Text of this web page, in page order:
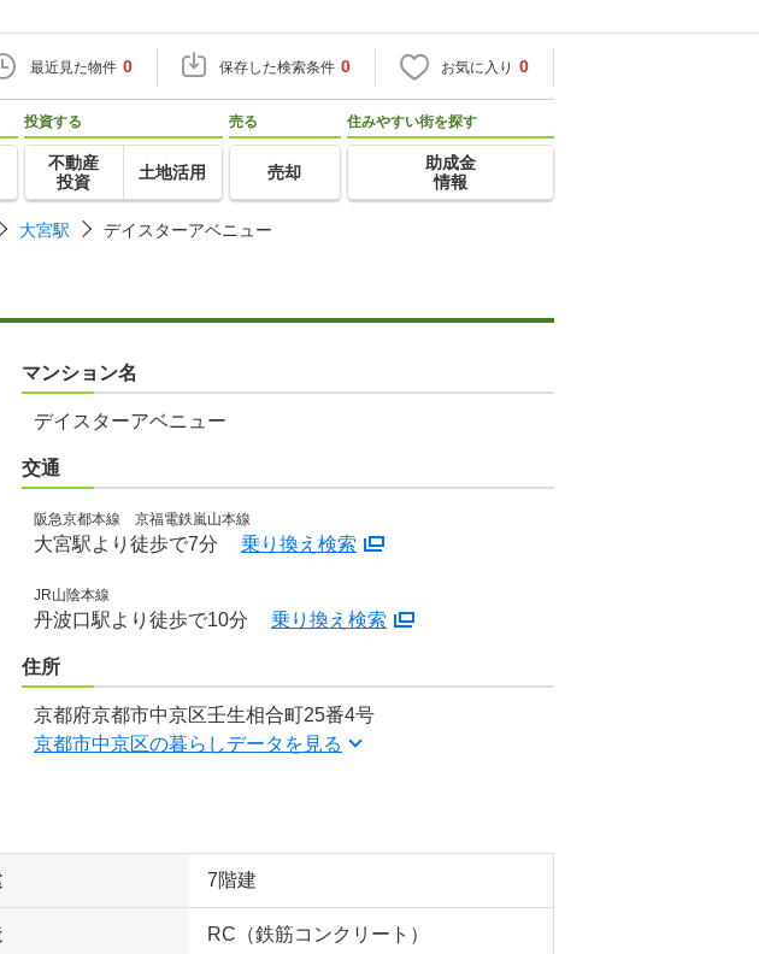
最近見た物件 0 保存した検索条件 0 お気に入り 0
投資する
不動産
投資
土地活用
売る
売却
住みやすい街を探す
助成金
情報
大宮駅 デイスターアベニュー
マンション名
デイスターアベニュー
交通
阪急京都本線 京福電鉄嵐山本線
大宮駅より徒歩で7分 乗り換え検索
JR山陰本線
丹波口駅より徒歩で10分 乗り換え検索
住所
京都府京都市中京区壬生相合町25番4号
京都市中京区の暮らしデータを見る
7階建
RC（鉄筋コンクリート）